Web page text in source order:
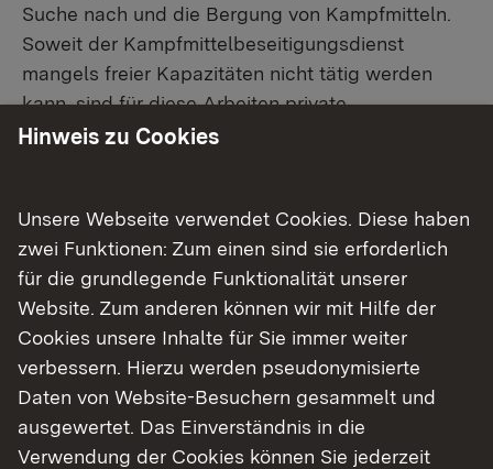
Suche nach und die Bergung von Kampfmitteln.
Soweit der Kampfmittelbeseitigungsdienst
mangels freier Kapazitäten nicht tätig werden
kann, sind für diese Arbeiten private
Kampfmittelräumfirmen zu beauftragen.
Aufgrund des sehr hohen
Antragsaufkommens beträgt die
Bearbeitungszeit aktuell ca. 44 Wochen.
Liegt uns jedoch für ihr gesamtes
Untersuchungsgebiet bereits eine
Luftbildauswertung vor, werden wir
innerhalb von 4 Wochen eine Bearbeitung
Ihres Antrages bzw. eine Aktualisierung
durchführen. Bitte sehen Sie in dieser Zeit
Hinweis zu Cookies
Unsere Webseite verwendet Cookies. Diese haben
zwei Funktionen: Zum einen sind sie erforderlich
für die grundlegende Funktionalität unserer
Website. Zum anderen können wir mit Hilfe der
Cookies unsere Inhalte für Sie immer weiter
verbessern. Hierzu werden pseudonymisierte
Daten von Website-Besuchern gesammelt und
ausgewertet. Das Einverständnis in die
Verwendung der Cookies können Sie jederzeit